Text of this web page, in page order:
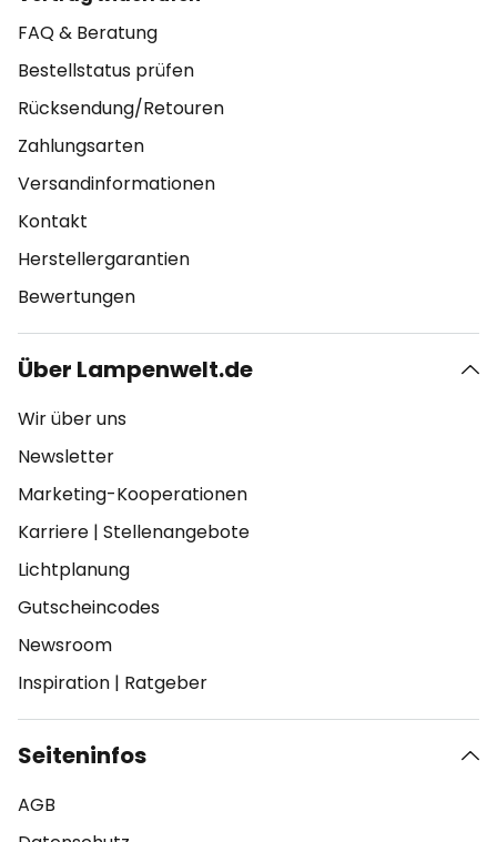
FAQ & Beratung
Bestellstatus prüfen
Rücksendung/Retouren
Zahlungsarten
Versandinformationen
Kontakt
Herstellergarantien
Bewertungen
Über Lampenwelt.de
Wir über uns
Newsletter
Marketing-Kooperationen
Karriere | Stellenangebote
Lichtplanung
Gutscheincodes
Newsroom
Inspiration | Ratgeber
Seiteninfos
AGB